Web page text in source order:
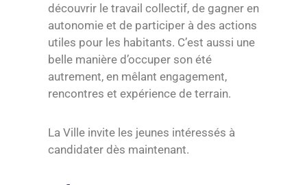
découvrir le travail collectif, de gagner en
autonomie et de participer à des actions
utiles pour les habitants. C’est aussi une
belle manière d’occuper son été
autrement, en mêlant engagement,
rencontres et expérience de terrain.
La Ville invite les jeunes intéressés à
candidater dès maintenant.